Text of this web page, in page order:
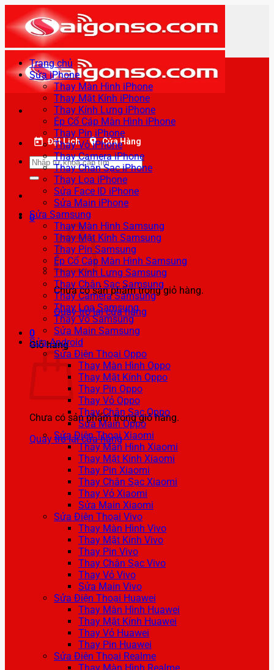
qua
nội
dung
Đặt Lịch Cửa Hàng
Tìm
kiếm:
0
Chưa có sản phẩm trong giỏ hàng.
Quay trở lại cửa hàng
0
Giỏ hàng
Chưa có sản phẩm trong giỏ hàng.
Quay trở lại cửa hàng
Trang chủ
Sửa iPhone
Thay Màn Hình iPhone
Thay Mặt Kính iPhone
Thay Kính Lưng iPhone
Ép Cổ Cáp Màn Hình iPhone
Thay Pin iPhone
Thay Vỏ iPhone
Thay Camera iPhone
Thay Chân Sạc iPhone
Thay Loa iPhone
Sửa Face ID iPhone
Sửa Main iPhone
Sửa Samsung
Thay Màn Hình Samsung
Thay Mặt Kính Samsung
Thay Pin Samsung
Ép Cổ Cáp Màn Hình Samsung
Thay Kính Lưng Samsung
Thay Chân Sạc Samsung
Thay Camera Samsung
Thay Loa Samsung
Thay Vỏ Samsung
Sửa Main Samsung
Sửa Android
Sửa Điện Thoại Oppo
Thay Màn Hình Oppo
Thay Mặt Kính Oppo
Thay Pin Oppo
Thay Vỏ Oppo
Thay Chân Sạc Oppo
Sửa Main Oppo
Sửa Điện Thoại Xiaomi
Thay Màn Hình Xiaomi
Thay Mặt Kính Xiaomi
Thay Pin Xiaomi
Thay Chân Sạc Xiaomi
Thay Vỏ Xiaomi
Sửa Main Xiaomi
Sửa Điện Thoại Vivo
Thay Màn Hình Vivo
Thay Mặt Kính Vivo
Thay Pin Vivo
Thay Chân Sạc Vivo
Thay Vỏ Vivo
Sửa Main Vivo
Sửa Điện Thoại Huawei
Thay Màn Hình Huawei
Thay Mặt Kính Huawei
Thay Vỏ Huawei
Thay Pin Huawei
Sửa Điện Thoại Realme